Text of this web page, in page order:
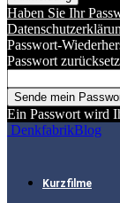
Haben Sie Ihr
Passwort-
Passwort
Ein Passwort wird
DenkfabrikBlog
Kurzfilme